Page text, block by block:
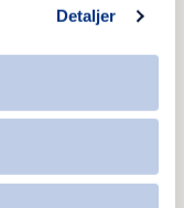
Detaljer